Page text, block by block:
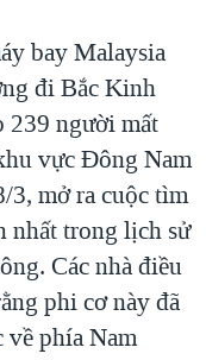
bay Malaysia
đi Bắc Kinh
239 người mất
vực Đông Nam
3, mở ra cuộc tìm
nhất trong lịch sử
Các nhà điều
phi cơ này đã
phía Nam